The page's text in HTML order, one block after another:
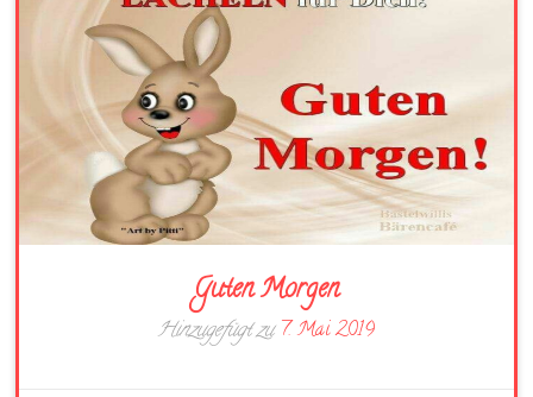
Guten Morgen
Hinzugefügt zu7. Mai 2019